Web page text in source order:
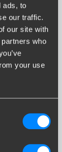
ads, to
our traffic.
our site with
who
your use